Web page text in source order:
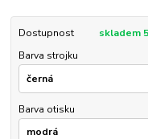
Dostupnost
skladem
Barva strojku
Barva otisku